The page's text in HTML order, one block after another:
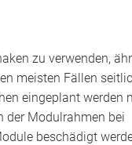
zu verwenden,
meisten Fällen
eingeplant werden
der Modulrahmen bei
beschädigt